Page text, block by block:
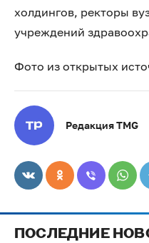
холдингов, ректоры
учреждений
Фото из открытых
Редакция TMG
ПОСЛЕДНИЕ